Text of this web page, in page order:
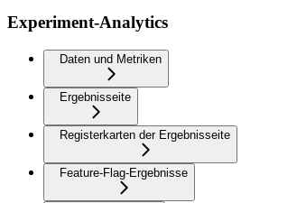
Experiment-Analytics
Daten und Metriken
Ergebnisseite
Registerkarten der Ergebnisseite
Feature-Flag-Ergebnisse